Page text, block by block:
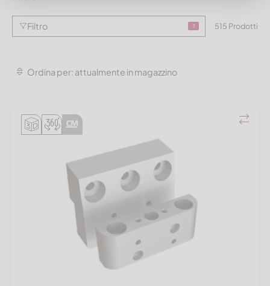
Filtro 3 515 Prodotti
Ordina per: attualmente in magazzino